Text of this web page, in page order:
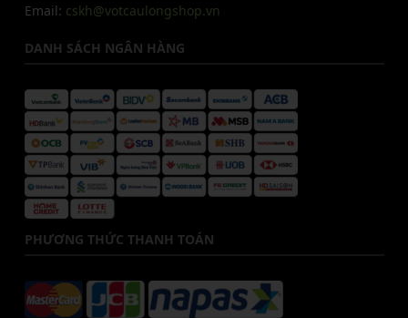
Email: cskh@votcaulongshop.vn
DANH SÁCH NGÂN HÀNG
PHƯƠNG THỨC THANH TOÁN